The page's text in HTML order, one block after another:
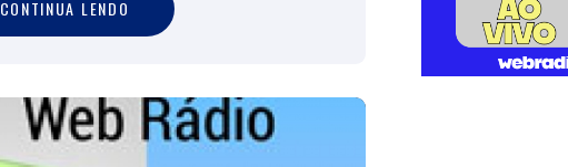
CONTINUA LENDO